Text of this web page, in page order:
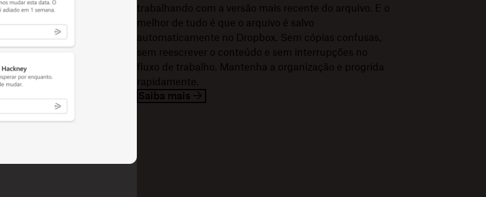
trabalhando com a versão mais recente do arquivo. E o
melhor de tudo é que o arquivo é salvo
automaticamente no Dropbox. Sem cópias confusas,
sem reescrever o conteúdo e sem interrupções no
fluxo de trabalho. Mantenha a organização e progrida
rapidamente.
Saiba mais